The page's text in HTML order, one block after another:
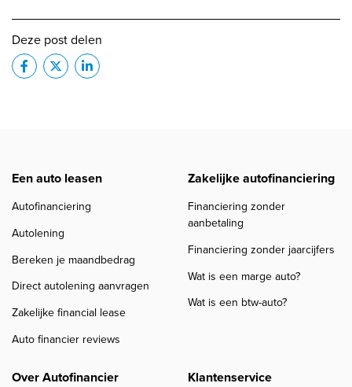
Deze post delen
Een auto leasen
Autofinanciering
Autolening
Bereken je maandbedrag
Direct autolening aanvragen
Zakelijke financial lease
Auto financier reviews
Zakelijke autofinanciering
Financiering zonder
aanbetaling
Financiering zonder jaarcijfers
Wat is een marge auto?
Wat is een btw-auto?
Over Autofinancier
Klantenservice